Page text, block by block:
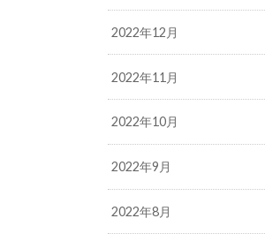
2022年12月
2022年11月
2022年10月
2022年9月
2022年8月